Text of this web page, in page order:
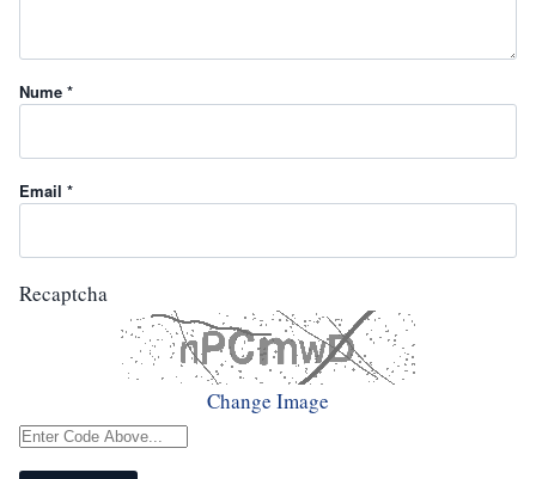
Nume *
Email *
Recaptcha
Change Image